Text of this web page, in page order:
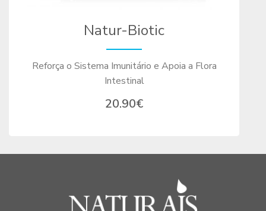
Natur-Biotic
Reforça o Sistema Imunitário e Apoia a Flora
Intestinal
20.90€